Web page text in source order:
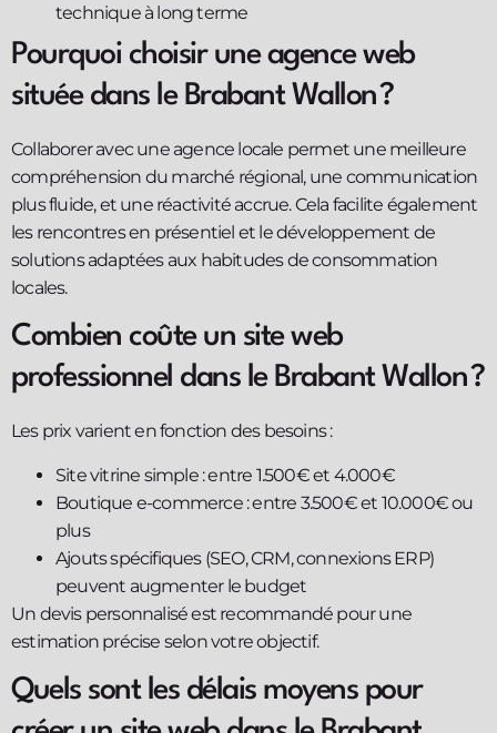
technique à long terme
Pourquoi choisir une agence web
située dans le Brabant Wallon ?
Collaborer avec une agence locale permet une meilleure
compréhension du marché régional, une communication
plus fluide, et une réactivité accrue. Cela facilite également
les rencontres en présentiel et le développement de
solutions adaptées aux habitudes de consommation
locales.
Combien coûte un site web
professionnel dans le Brabant Wallon ?
Les prix varient en fonction des besoins :
Site vitrine simple : entre 1.500€ et 4.000€
Boutique e-commerce : entre 3.500€ et 10.000€ ou
plus
Ajouts spécifiques (SEO, CRM, connexions ERP)
peuvent augmenter le budget
Un devis personnalisé est recommandé pour une
estimation précise selon votre objectif.
Quels sont les délais moyens pour